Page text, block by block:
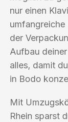
nur einen
umfangreiche
der
Aufbau
alles, damit
in Bodo
Mit
Rhein sparst